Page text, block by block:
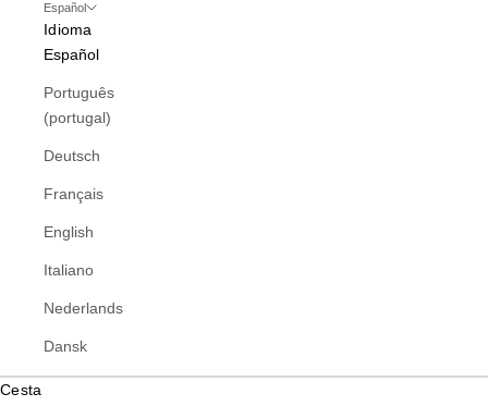
Español
Idioma
Español
Português
(portugal)
Deutsch
Français
English
Italiano
Nederlands
Dansk
Cesta